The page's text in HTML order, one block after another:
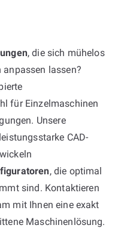
, die sich mühelos
anpassen lassen?
für Einzelmaschinen
Unsere
CAD-
, die optimal
sind. Kontaktieren
mit Ihnen eine exakt
Maschinenlösung.